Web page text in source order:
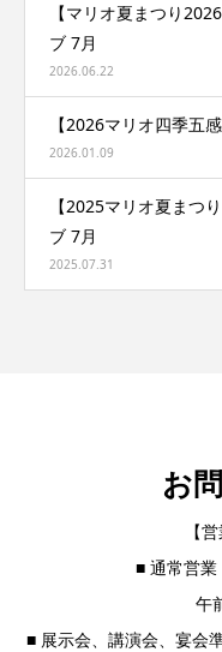
【マリオ夏まつり
ブ 7月
2026.06.22
【2026マリオ四季五
2026.01.09
【2025マリオ夏まつ
ブ 7月
2025.07.31
お
【
■ 通常営業
午
■ 展示会、講演会、宴会